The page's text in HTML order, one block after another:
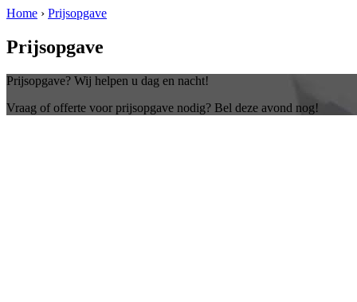
Home › Prijsopgave
Prijsopgave
Prijsopgave? Wij helpen u dag en nacht!
Vraag of offerte voor prijsopgave nodig? Bel deze avond nog!